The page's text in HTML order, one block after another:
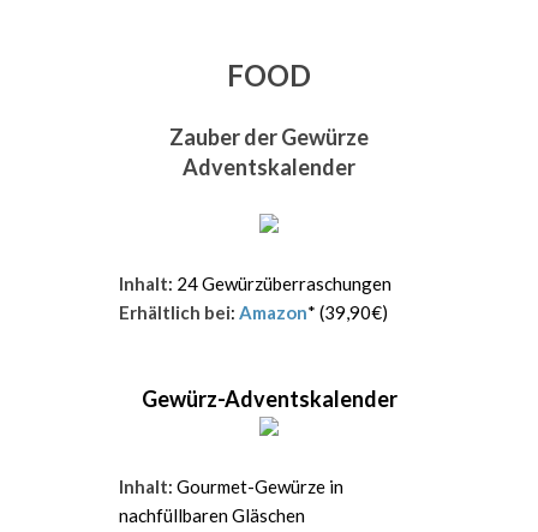
FOOD
Zauber der Gewürze
Adventskalender
Inhalt: 24 Gewürzüberraschungen
Erhältlich bei: Amazon* (39,90€)
Gewürz-Adventskalender
Inhalt: Gourmet-Gewürze in
nachfüllbaren Gläschen